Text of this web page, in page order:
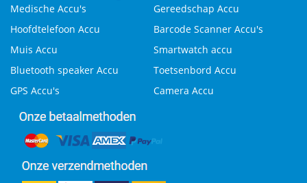
Medische Accu's
Gereedschap Accu
Hoofdtelefoon Accu
Barcode Scanner Accu's
Muis Accu
Smartwatch accu
Bluetooth speaker Accu
Toetsenbord Accu
GPS Accu's
Camera Accu